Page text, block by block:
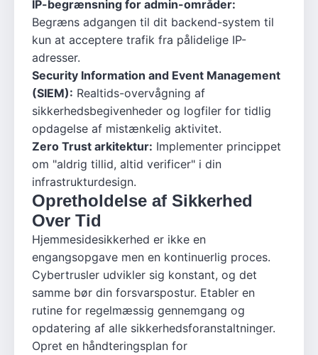
IP-begrænsning for admin-områder:
Begræns adgangen til dit backend-system til
kun at acceptere trafik fra pålidelige IP-
adresser.
Security Information and Event Management
(SIEM): Realtids-overvågning af
sikkerhedsbegivenheder og logfiler for tidlig
opdagelse af mistænkelig aktivitet.
Zero Trust arkitektur: Implementer princippet
om "aldrig tillid, altid verificer" i din
infrastrukturdesign.
Opretholdelse af Sikkerhed
Over Tid
Hjemmesidesikkerhed er ikke en
engangsopgave men en kontinuerlig proces.
Cybertrusler udvikler sig konstant, og det
samme bør din forsvarspostur. Etabler en
rutine for regelmæssig gennemgang og
opdatering af alle sikkerhedsforanstaltninger.
Opret en håndteringsplan for